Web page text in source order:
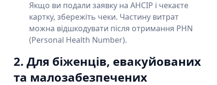
Якщо ви подали заявку на AHCIP і чекаєте
картку, збережіть чеки. Частину витрат
можна відшкодувати після отримання PHN
(Personal Health Number).
2. Для біженців, евакуйованих
та малозабезпечених